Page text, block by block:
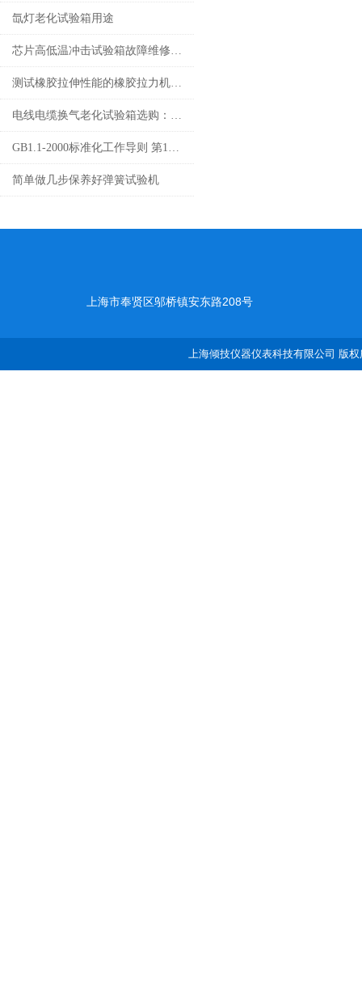
氙灯老化试验箱用途
芯片高低温冲击试验箱故障维修内容
测试橡胶拉伸性能的橡胶拉力机需具备的四大条件
电线电缆换气老化试验箱选购：关键参数与功能考量
GB1.1-2000标准化工作导则 第1部分 标准的结构和编写规则
简单做几步保养好弹簧试验机
上海市奉贤区邬桥镇安东路208号
上海倾技仪器仪表科技有限公司 版